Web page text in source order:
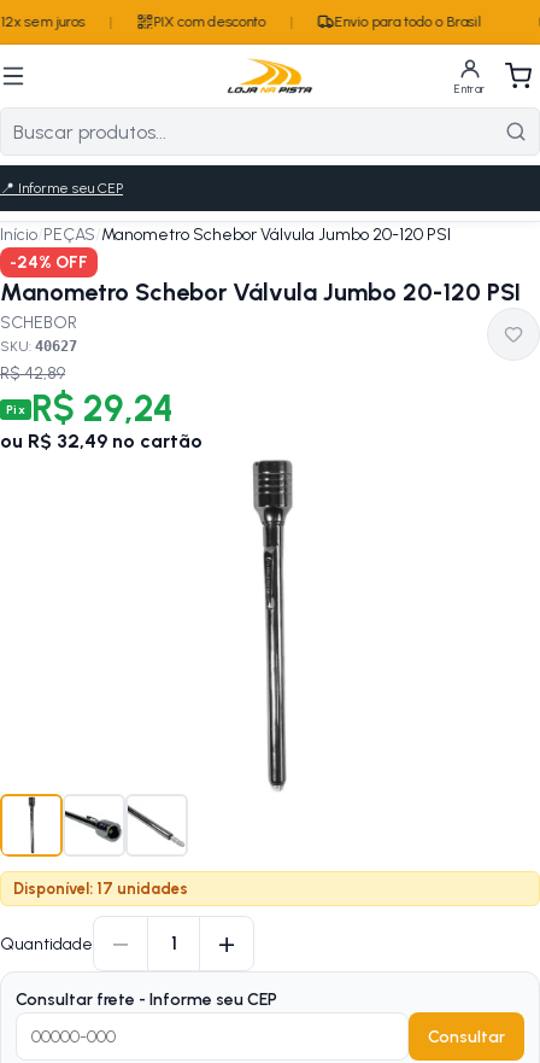
sem juros PIX com desconto Envio para todo o Brasil
Entrar
📍 Informe seu CEP
Início/PEÇAS/Manometro Schebor Válvula Jumbo 20-120 PSI
-24% OFF
Manometro Schebor Válvula Jumbo 20-120 PSI
SCHEBOR
SKU: 40627
R$ 42,89
Pix R$ 29,24
ou R$ 32,49 no cartão
Disponível: 17 unidades
Quantidade − 1 +
Consultar frete - Informe seu CEP
Consultar